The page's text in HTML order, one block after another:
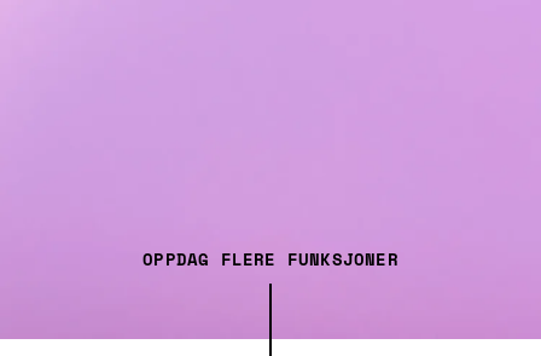
OPPDAG FLERE FUNKSJONER